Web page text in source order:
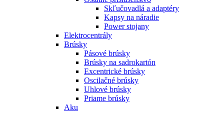
Skľučovadlá a adaptéry
Kapsy na náradie
Power stojany
Elektrocentrály
Brúsky
Pásové brúsky
Brúsky na sadrokartón
Excentrické brúsky
Oscilačné brúsky
Uhlové brúsky
Priame brúsky
Aku